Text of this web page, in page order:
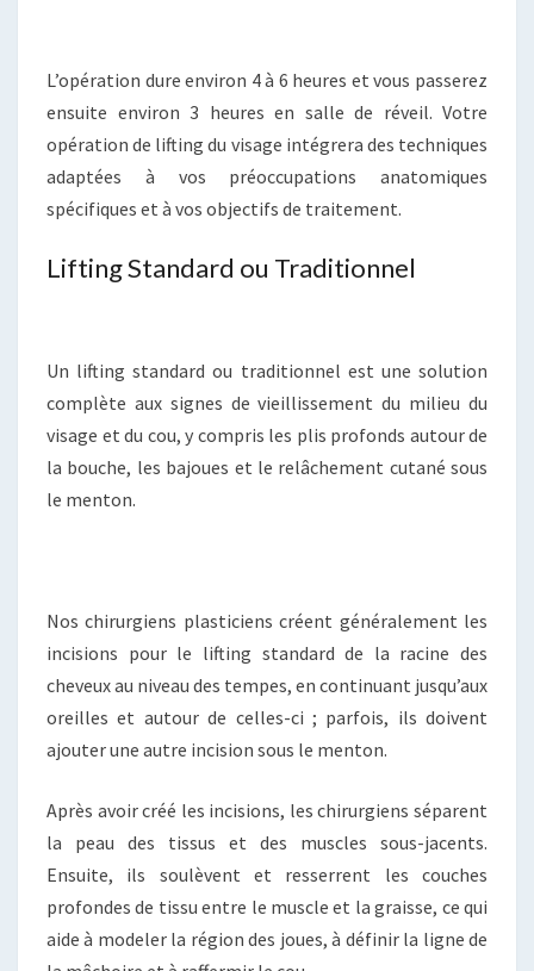
L’opération dure environ 4 à 6 heures et vous passerez
ensuite environ 3 heures en salle de réveil. Votre
opération de lifting du visage intégrera des techniques
adaptées à vos préoccupations anatomiques
spécifiques et à vos objectifs de traitement.
Lifting Standard ou Traditionnel
Un lifting standard ou traditionnel est une solution
complète aux signes de vieillissement du milieu du
visage et du cou, y compris les plis profonds autour de
la bouche, les bajoues et le relâchement cutané sous
le menton.
Nos chirurgiens plasticiens créent généralement les
incisions pour le lifting standard de la racine des
cheveux au niveau des tempes, en continuant jusqu’aux
oreilles et autour de celles-ci ; parfois, ils doivent
ajouter une autre incision sous le menton.
Après avoir créé les incisions, les chirurgiens séparent
la peau des tissus et des muscles sous-jacents.
Ensuite, ils soulèvent et resserrent les couches
profondes de tissu entre le muscle et la graisse, ce qui
aide à modeler la région des joues, à définir la ligne de